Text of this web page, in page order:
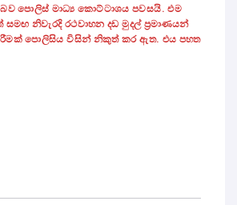
පොලිස් මාධ්‍ය කොට්ටාශය පවසයි. එම
සමඟ නිවැරදි රථවාහන දඩ මුදල් ප්‍රමාණයන්
පොලිසිය විසින් නිකුත් කර ඇත. එය පහත